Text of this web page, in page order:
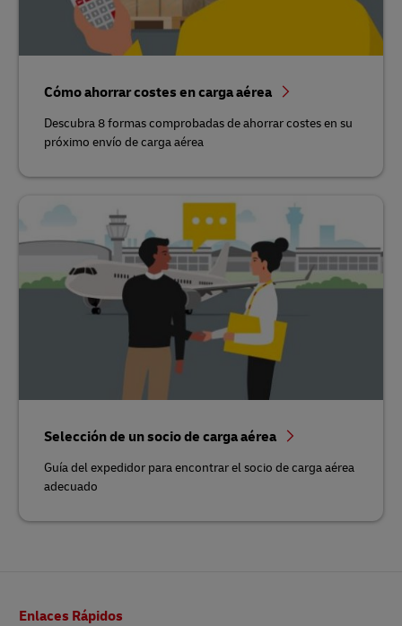
Cómo ahorrar costes en carga aérea
Descubra 8 formas comprobadas de ahorrar costes en su
próximo envío de carga aérea
Selección de un socio de carga aérea
Guía del expedidor para encontrar el socio de carga aérea
adecuado
de
Enlaces Rápidos